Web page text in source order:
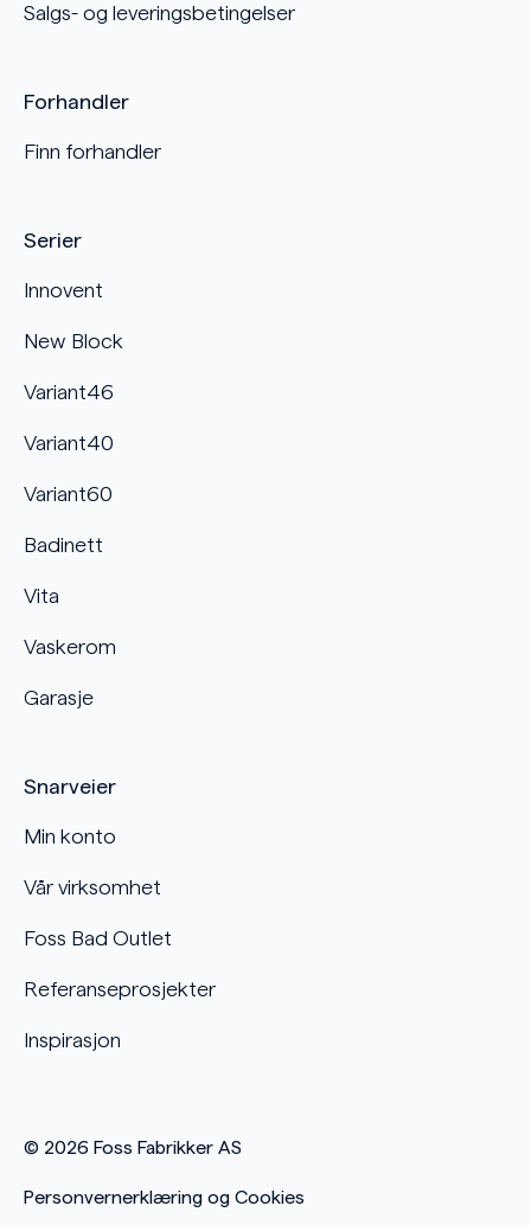
Serier
Innovent
New Block
Variant46
Variant40
Variant60
Badinett
Vita
Vaskerom
Garasje
Salgs- og leveringsbetingelser
Forhandler
Finn forhandler
Snarveier
Min konto
Vår virksomhet
Foss Bad Outlet
Referanseprosjekter
Inspirasjon
© 2026 Foss Fabrikker AS
Personvernerklæring og Cookies